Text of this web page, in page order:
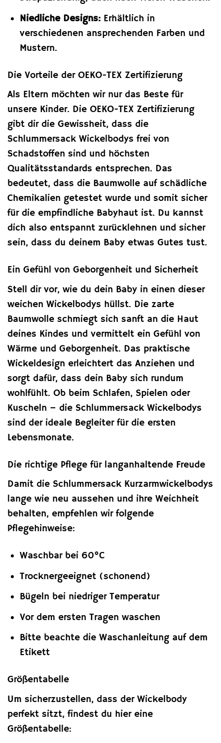
Niedliche Designs:Erhältlich in
verschiedenen ansprechenden Farben und
Mustern.
Die Vorteile der OEKO-TEX Zertifizierung
Als Eltern möchten wir nur das Beste für
unsere Kinder. Die OEKO-TEX Zertifizierung
gibt dir die Gewissheit, dass die
Schlummersack Wickelbodys frei von
Schadstoffen sind und höchsten
Qualitätsstandards entsprechen. Das
bedeutet, dass die Baumwolle auf schädliche
Chemikalien getestet wurde und somit sicher
für die empfindliche Babyhaut ist. Du kannst
dich also entspannt zurücklehnen und sicher
sein, dass du deinem Baby etwas Gutes tust.
Ein Gefühl von Geborgenheit und Sicherheit
Stell dir vor, wie du dein Baby in einen dieser
weichen Wickelbodys hüllst. Die zarte
Baumwolle schmiegt sich sanft an die Haut
deines Kindes und vermittelt ein Gefühl von
Wärme und Geborgenheit. Das praktische
Wickeldesign erleichtert das Anziehen und
sorgt dafür, dass dein Baby sich rundum
wohlfühlt. Ob beim Schlafen, Spielen oder
Kuscheln – die Schlummersack Wickelbodys
sind der ideale Begleiter für die ersten
Lebensmonate.
Die richtige Pflege für langanhaltende Freude
Damit die Schlummersack Kurzarmwickelbodys
lange wie neu aussehen und ihre Weichheit
behalten, empfehlen wir folgende
Pflegehinweise:
Waschbar bei 60°C
Trocknergeeignet (schonend)
Bügeln bei niedriger Temperatur
Vor dem ersten Tragen waschen
Bitte beachte die Waschanleitung auf dem
Etikett
Größentabelle
Um sicherzustellen, dass der Wickelbody
perfekt sitzt, findest du hier eine
Größentabelle: